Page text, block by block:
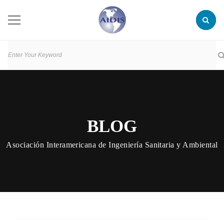
BLOG
Asociación Interamericana de Ingeniería Sanitaria y Ambiental